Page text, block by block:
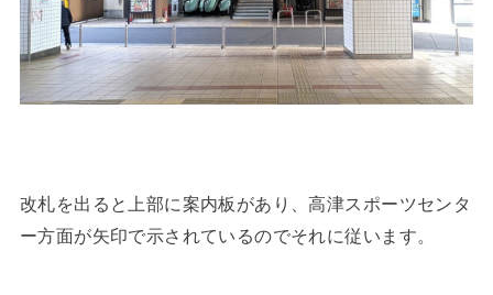
改札を出ると上部に案内板があり、高津スポーツセンタ
ー方面が矢印で示されているのでそれに従います。